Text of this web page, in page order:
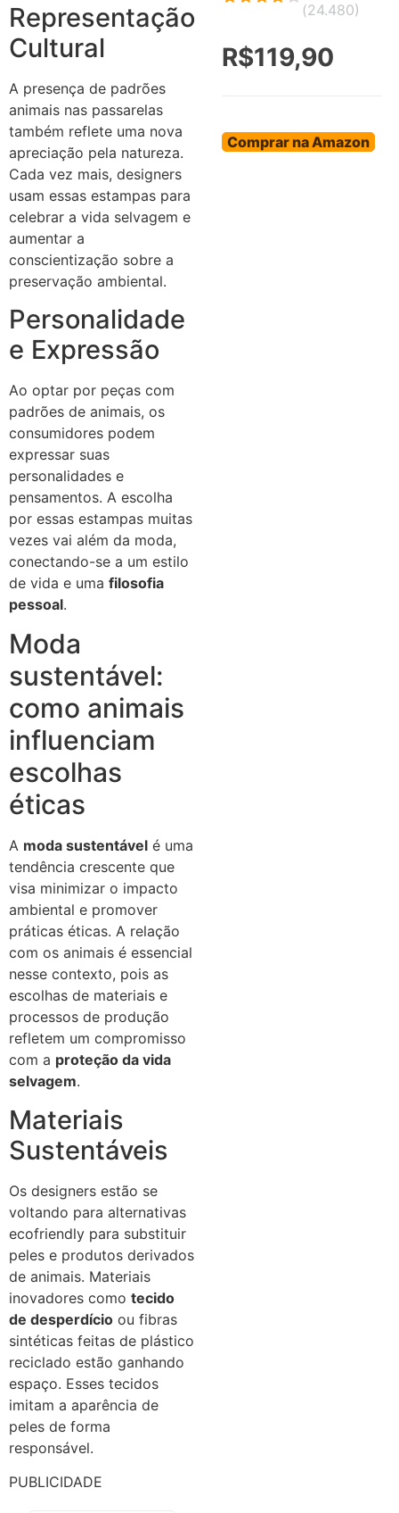
Representação
Cultural
A presença de padrões
animais nas passarelas
também reflete uma nova
apreciação pela natureza.
Cada vez mais, designers
usam essas estampas para
celebrar a vida selvagem e
aumentar a
conscientização sobre a
preservação ambiental.
Personalidade
e Expressão
Ao optar por peças com
padrões de animais, os
consumidores podem
expressar suas
personalidades e
pensamentos. A escolha
por essas estampas muitas
vezes vai além da moda,
conectando-se a um estilo
de vida e uma filosofia
pessoal.
Moda
sustentável:
como animais
influenciam
escolhas
éticas
A moda sustentável é uma
tendência crescente que
visa minimizar o impacto
ambiental e promover
práticas éticas. A relação
com os animais é essencial
nesse contexto, pois as
escolhas de materiais e
processos de produção
refletem um compromisso
com a proteção da vida
selvagem.
Materiais
Sustentáveis
Os designers estão se
voltando para alternativas
ecofriendly para substituir
peles e produtos derivados
de animais. Materiais
inovadores como tecido
de desperdício ou fibras
sintéticas feitas de plástico
reciclado estão ganhando
espaço. Esses tecidos
imitam a aparência de
peles de forma
responsável.
PUBLICIDADE
(24.480)
R$119,90
Comprar na Amazon